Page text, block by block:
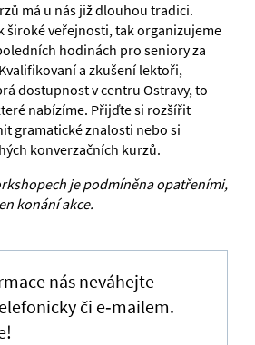
má u nás již dlouhou tradici.
široké veřejnosti, tak organizujeme
hodinách pro seniory za
a zkušení lektoři,
dostupnost v centru Ostravy, to
nabízíme. Přijďte si rozšířit
gramatické znalosti nebo si
konverzačních kurzů.
je podmíněna opatřeními,
konání akce.
nás neváhejte
či e‑mailem.